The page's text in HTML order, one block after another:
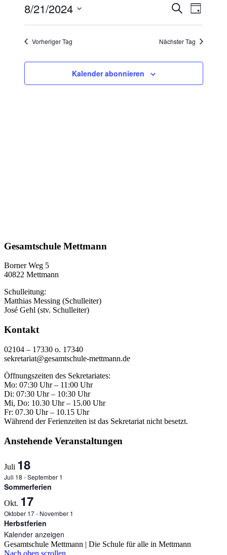
2024
Ansichten,
Navigation
Suche
Tag
8/21/2024
Vorheriger Tag
Nächster Tag
Kalender abonnieren
Gesamtschule Mettmann
Borner Weg 5
40822 Mettmann
Schulleitung:
Matthias Messing (Schulleiter)
José Gehl (stv. Schulleiter)
Kontakt
02104 – 17330 o. 17340
sekretariat@gesamtschule-mettmann.de
Öffnungszeiten des Sekretariates:
Mo: 07:30 Uhr – 11:00 Uhr
Di: 07:30 Uhr – 10:30 Uhr
Mi, Do: 10.30 Uhr – 15.00 Uhr
Fr: 07.30 Uhr – 10.15 Uhr
Während der Ferienzeiten ist das Sekretariat nicht besetzt.
Anstehende Veranstaltungen
Juli 18
Juli 18 -September 1
Sommerferien
Okt. 17
Oktober 17- November 1
Herbstferien
Kalender anzeigen
Gesamtschule Mettmann | Die Schule für alle in Mettmann